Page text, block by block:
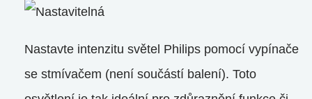
Nastavte intenzitu světel Philips pomocí vypínače
se stmívačem (není součástí balení). Toto